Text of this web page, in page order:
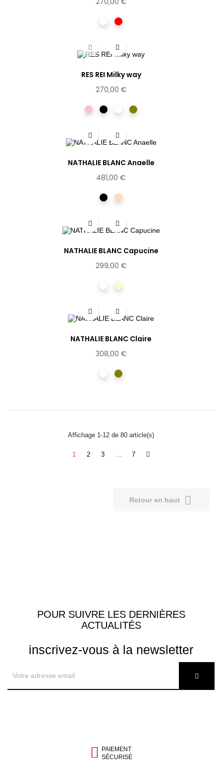
CristalRouge
RES REI Milky way
270,00 €
Rose Noir
EcailleVert
NATHALIE BLANC Anaelle
481,00 €
Noir
Dorée
NATHALIE BLANC Capucine
299,00 €
EcailleMiel
NATHALIE BLANC Claire
308,00 €
EcailleVert
Affichage 1-12 de 80 article(s)
1 2 3 7
Retour en haut 
POUR SUIVRE LES DERNIÈRES
ACTUALITÉS
inscrivez-vous à la newsletter
PAIEMENT
SÉCURISÉ